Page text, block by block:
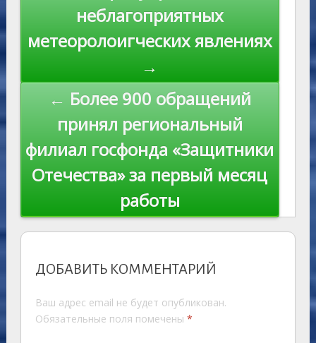
ki
k
неблагоприятных
метеоролоигческих явлениях
→
← Более 900 обращений
принял региональный
филиал госфонда «Защитники
Отечества» за первый месяц
работы
ДОБАВИТЬ КОММЕНТАРИЙ
Ваш адрес email не будет опубликован.
Обязательные поля помечены *